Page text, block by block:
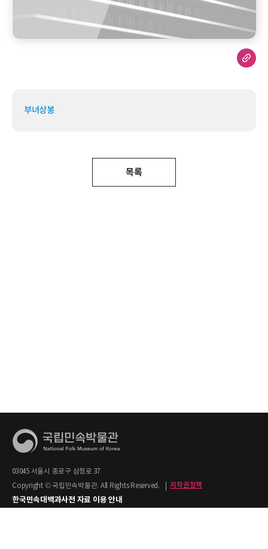
부녀상봉
목록
03045 서울시 종로구 삼청로 37
Copyright © 국립민속박물관. All Rights Reserved.
저작권정책
한국민속대백과사전 자료 이용 안내